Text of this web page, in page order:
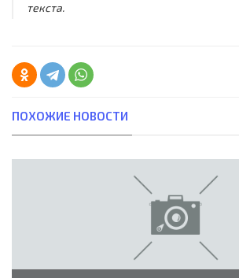
текста.
ПОХОЖИЕ НОВОСТИ